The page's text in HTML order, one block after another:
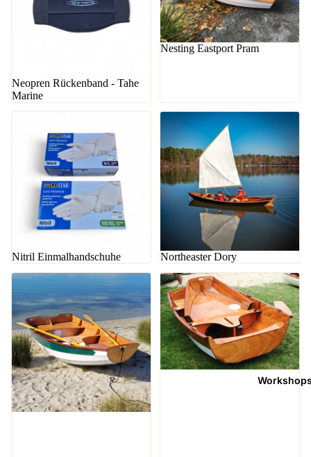
Neopren Rückenband - Tahe
Marine
Nesting Eastport Pram
Nitril Einmalhandschuhe Northeaster Dory